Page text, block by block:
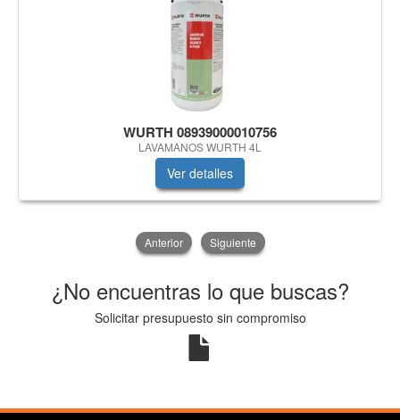
WURTH 08939000010756
LAVAMANOS WURTH 4L
Ver detalles
Anterior Siguiente
¿No encuentras lo que buscas?
Solicitar presupuesto sin compromiso